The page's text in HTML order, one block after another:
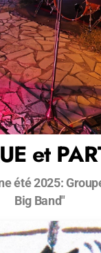
et
été 2025:
Big Band"